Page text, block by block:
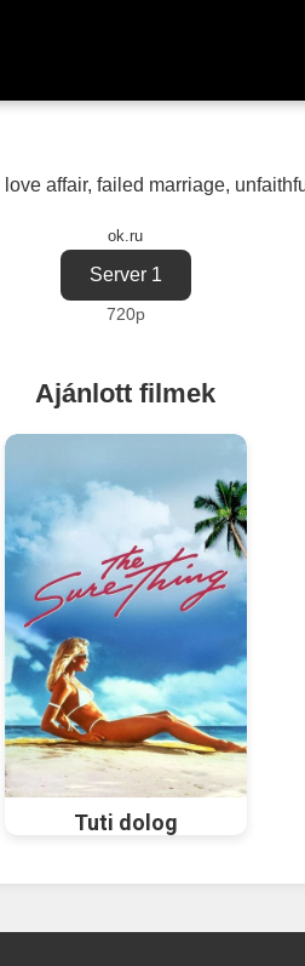
love affair, failed marriage,
ok.ru
Server 1
720p
Ajánlott filmek
Tuti dolog